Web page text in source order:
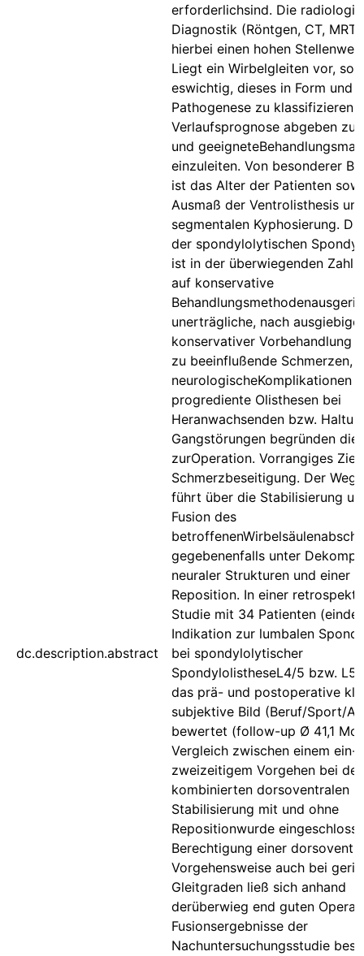
dc.description.abstract
erforderlichsind. Die
Diagnostik (Röntgen, CT,
hierbei einen hohen
Liegt ein Wirbelgleiten vor, so
eswichtig, dieses in Form und
Pathogenese zu klassifizieren,
Verlaufsprognose abgeben zu
und
einzuleiten. Von besonderer
ist das Alter der Patienten
Ausmaß der Ventrolisthesis
segmentalen Kyphosierung.
der spondylolytischen
ist in der überwiegenden Zahl
auf konservative
unerträgliche, nach ausgiebiger
konservativer Vorbehandlung
zu beeinflußende Schmerzen,
neurologischeKomplikationen
progrediente Olisthesen bei
Heranwachsenden bzw.
Gangstörungen begründen die
zurOperation. Vorrangiges
Schmerzbeseitigung. Der Weg
führt über die Stabilisierung
Fusion des
gegebenenfalls unter
neuraler Strukturen und einer
Reposition. In einer
Studie mit 34 Patienten
Indikation zur lumbalen
bei spondylolytischer
SpondylolistheseL4/5 bzw. L5/
das prä- und postoperative
subjektive Bild (Beruf/Sport/
bewertet (follow-up Ø 41,1
Vergleich zwischen einem ein-
zweizeitigem Vorgehen bei der
kombinierten dorsoventralen
Stabilisierung mit und ohne
Repositionwurde
Berechtigung einer
Vorgehensweise auch bei
Gleitgraden ließ sich anhand
derüberwieg end guten
Fusionsergebnisse der
Nachuntersuchungsstudie